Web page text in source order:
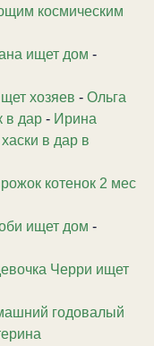
космическим
ищет дом -
хозяев - Ольга
в дар - Ирина
в дар в
котенок 2 мес
ищет дом -
Черри ищет
годовалый